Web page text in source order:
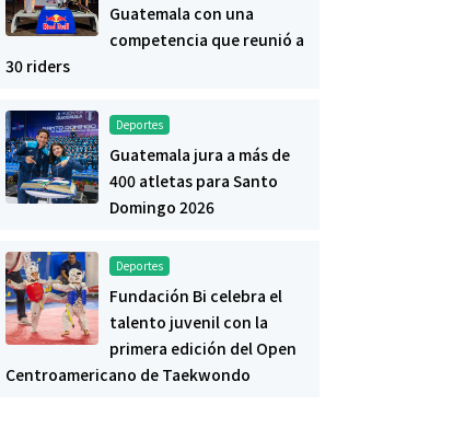
Guatemala con una
competencia que reunió a
30 riders
Deportes
Guatemala jura a más de
400 atletas para Santo
Domingo 2026
Deportes
Fundación Bi celebra el
talento juvenil con la
primera edición del Open
Centroamericano de Taekwondo